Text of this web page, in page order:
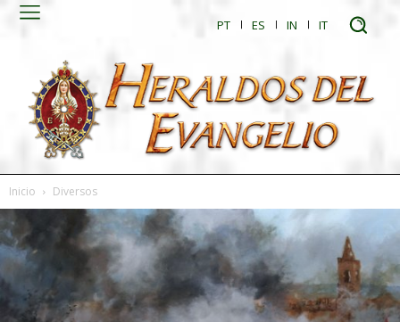
PT ES IN IT
Inicio Diversos